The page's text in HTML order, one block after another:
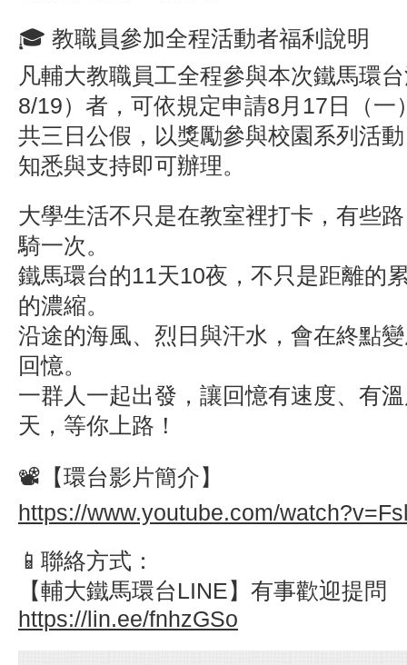
🎓 教職員參加全程活動者福利說明
凡輔大教職員工全程參與本次鐵馬環
8/19）者，可依規定申請8月17日（一
共三日公假，以獎勵參與校園系列活
知悉與支持即可辦理。
大學生活不只是在教室裡打卡，有些
騎一次。
鐵馬環台的11天10夜，不只是距離的
的濃縮。
沿途的海風、烈日與汗水，會在終點
回憶。
一群人一起出發，讓回憶有速度、有
天，等你上路！
📽️【環台影片簡介】
https://www.youtube.com/
📱聯絡方式：
【輔大鐵馬環台LINE】有事歡迎提問
https://lin.ee/fnhzGSo